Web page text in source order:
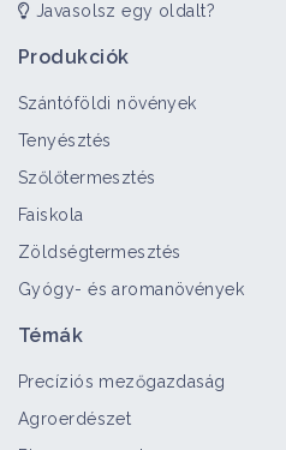
Javasolsz egy oldalt?
Produkciók
Szántóföldi növények
Tenyésztés
Szőlőtermesztés
Faiskola
Zöldségtermesztés
Gyógy- és aromanövények
Témák
Precíziós mezőgazdaság
Agroerdészet